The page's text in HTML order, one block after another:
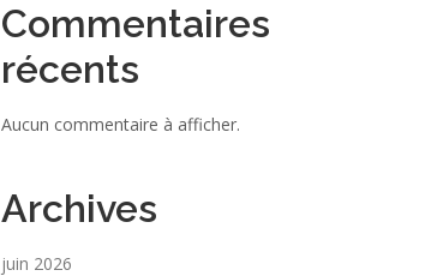
Commentaires
récents
Aucun commentaire à afficher.
Archives
juin 2026